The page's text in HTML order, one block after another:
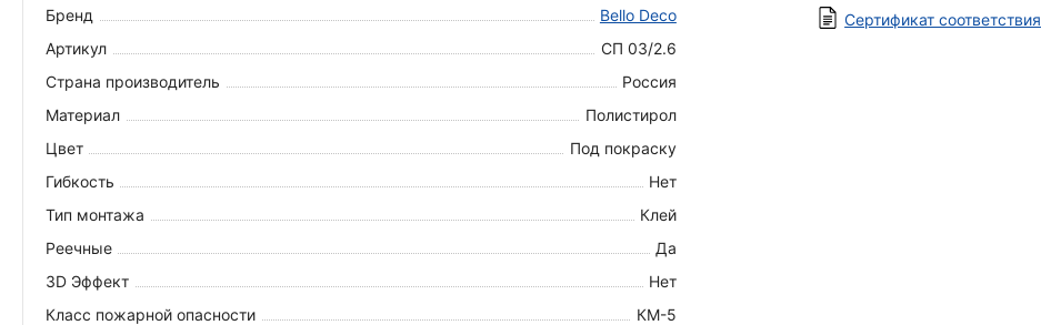
Бренд
Bello Deco
Артикул
СП 03/2.6
Страна производитель
Россия
Материал
Полистирол
Цвет
Под покраску
Гибкость
Нет
Тип монтажа
Клей
Реечные
Да
3D Эффект
Нет
Класс пожарной опасности
КМ-5
Сертификат соответствия